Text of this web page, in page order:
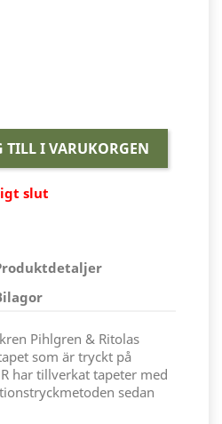
TILL I VARUKORGEN
slut
Pihlgren & Ritolas
som är tryckt på
har tillverkat tapeter med
sedan